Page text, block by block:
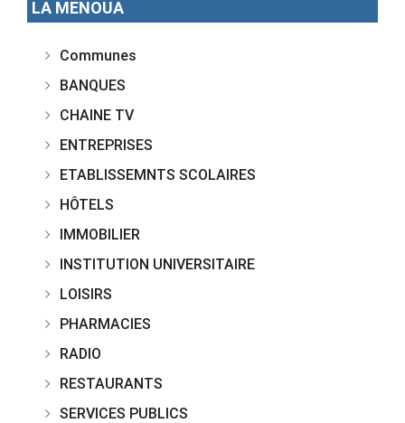
LA MENOUA
Communes
BANQUES
CHAINE TV
ENTREPRISES
ETABLISSEMNTS SCOLAIRES
HÔTELS
IMMOBILIER
INSTITUTION UNIVERSITAIRE
LOISIRS
PHARMACIES
RADIO
RESTAURANTS
SERVICES PUBLICS